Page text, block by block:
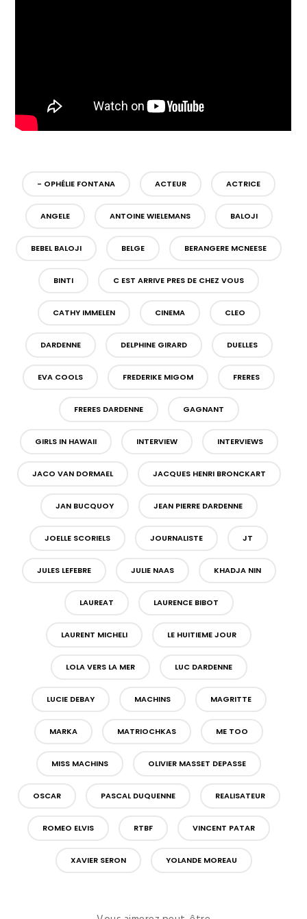
- OPHÉLIE FONTANA ACTEUR ACTRICE
ANGELE ANTOINE WIELEMANS BALOJI
BEBEL BALOJI BELGE BERANGERE MCNEESE
BINTI C EST ARRIVE PRES DE CHEZ VOUS
CATHY IMMELEN CINEMA CLEO
DARDENNE DELPHINE GIRARD DUELLES
EVA COOLS FREDERIKE MIGOM FRERES
FRERES DARDENNE GAGNANT
GIRLS IN HAWAII INTERVIEW INTERVIEWS
JACO VAN DORMAEL JACQUES HENRI BRONCKART
JAN BUCQUOY JEAN PIERRE DARDENNE
JOELLE SCORIELS JOURNALISTE JT
JULES LEFEBRE JULIE NAAS KHADJA NIN
LAUREAT LAURENCE BIBOT
LAURENT MICHELI LE HUITIEME JOUR
LOLA VERS LA MER LUC DARDENNE
LUCIE DEBAY MACHINS MAGRITTE
MARKA MATRIOCHKAS ME TOO
MISS MACHINS OLIVIER MASSET DEPASSE
OSCAR PASCAL DUQUENNE REALISATEUR
ROMEO ELVIS RTBF VINCENT PATAR
XAVIER SERON YOLANDE MOREAU